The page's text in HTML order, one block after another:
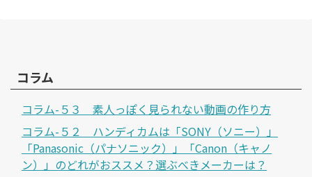
コラム
コラム-５３ 素人っぽく見られない動画の作り方
コラム-５２ ハンディカムは「SONY（ソニー）」
「Panasonic（パナソニック）」「Canon（キャノ
ン）」のどれがおススメ？選ぶべきメーカーは？